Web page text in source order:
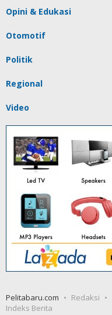
Opini & Edukasi
Otomotif
Politik
Regional
Video
Pelitabaru.com Redaksi
Indeks Berita